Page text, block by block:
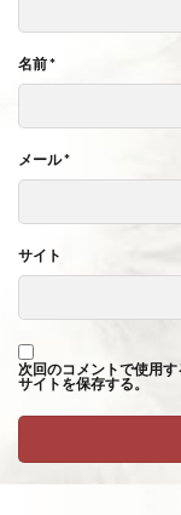
名前*
メール*
サイト
次回のコメントで使用す
サイトを保存する。